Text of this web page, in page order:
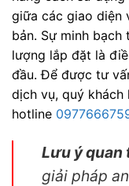
giữa các giao diện
bản. Sự minh
lượng lắp đặt là
đầu. Để được tư
dịch vụ, quý
hotline
Lưu ý quan
giải pháp